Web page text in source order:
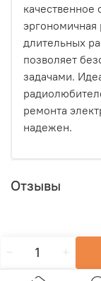
качественное
эргономичная
длительных
позволяет
задачами.
ремонта
надежен.
Отзывы